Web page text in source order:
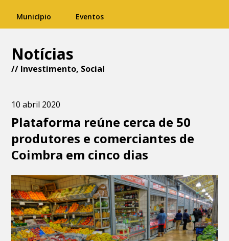
Município Eventos
Notícias
// Investimento, Social
10 abril 2020
Plataforma reúne cerca de 50
produtores e comerciantes de
Coimbra em cinco dias